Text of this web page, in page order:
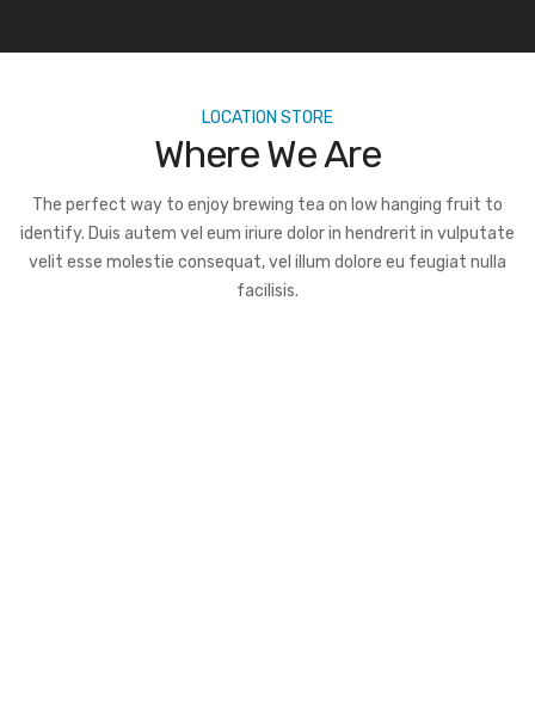
LOCATION STORE
Where We Are
The perfect way to enjoy brewing tea on low hanging fruit to
identify. Duis autem vel eum iriure dolor in hendrerit in vulputate
velit esse molestie consequat, vel illum dolore eu feugiat nulla
facilisis.